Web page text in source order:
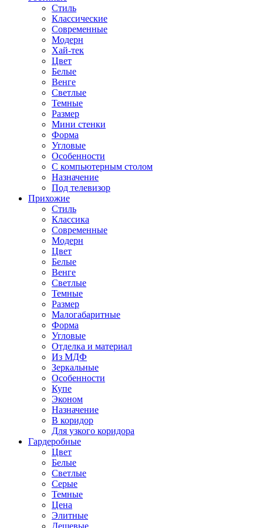
Стиль
Классические
Современные
Модерн
Хай-тек
Цвет
Белые
Венге
Светлые
Темные
Размер
Мини стенки
Форма
Угловые
Особенности
С компьютерным столом
Назначение
Под телевизор
Прихожие
Стиль
Классика
Современные
Модерн
Цвет
Белые
Венге
Светлые
Темные
Размер
Малогабаритные
Форма
Угловые
Отделка и материал
Из МДФ
Зеркальные
Особенности
Купе
Эконом
Назначение
В коридор
Для узкого коридора
Гардеробные
Цвет
Белые
Светлые
Серые
Темные
Цена
Элитные
Дешевые